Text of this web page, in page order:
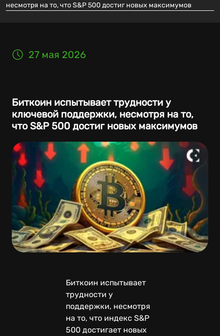
несмотря на то, что S&P 500 достиг новых максимумов
27 мая 2026
Биткоин испытывает трудности у
ключевой поддержки, несмотря на то,
что S&P 500 достиг новых максимумов
Биткоин испытывает
трудности у
поддержки, несмотря
на то, что индекс S&P
500 достигает новых